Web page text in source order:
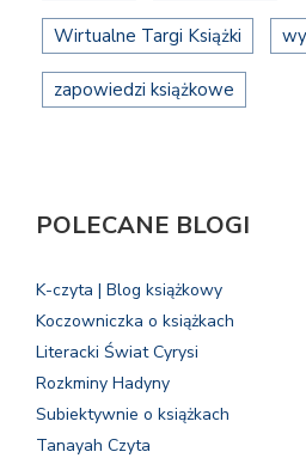
Wirtualne Targi Książki
zapowiedzi książkowe
POLECANE BLOGI
K-czyta | Blog książkowy
Koczowniczka o książkach
Literacki Świat Cyrysi
Rozkminy Hadyny
Subiektywnie o książkach
Tanayah Czyta